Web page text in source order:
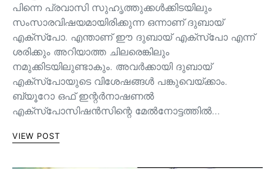
പിന്നെ പ്രവാസി സുഹൃത്തുക്കൾക്കിടയിലും
സംസാരവിഷയമായിരിക്കുന്ന ഒന്നാണ് ദുബായ്
എക്സ്പോ. എന്താണ് ഈ ദുബായ് എക്സ്പോ എന്ന്
ശരിക്കും അറിയാത്ത ചിലരെങ്കിലും
നമുക്കിടയിലുണ്ടാകും. അവർക്കായി ദുബായ്
എക്സ്പോയുടെ വിശേഷങ്ങൾ പങ്കുവെയ്ക്കാം.
ബ്യൂറോ ഒഫ് ഇന്റർനാഷണൽ
എക്സ്പോസിഷൻസിന്റെ മേൽനോട്ടത്തിൽ…
VIEW POST